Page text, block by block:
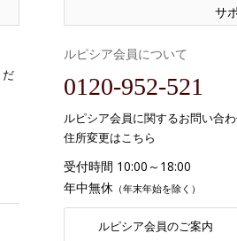
だ
サ
ルピシア会員について
0120-952-521
ルピシア会員に関するお問い合わ
住所変更はこちら
受付時間 10:00～18:00
年中無休 （年末年始を除く）
ルピシア会員のご案内